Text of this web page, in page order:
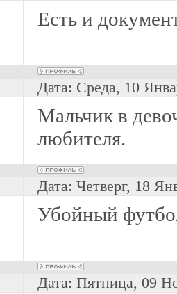
Есть и
Дата: Среда, 10
Мальчик в
любителя.
Дата: Четверг, 18
Убойный
Дата: Пятница, 09